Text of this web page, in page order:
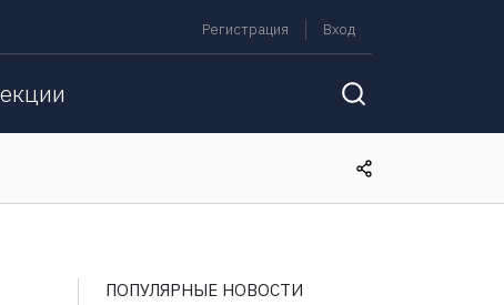
Регистрация Вход
ПОПУЛЯРНЫЕ НОВОСТИ